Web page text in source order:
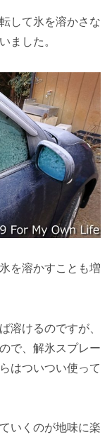
して氷を溶かさな
ました。
を溶かすことも増
溶けるのですが、
で、解氷スプレー
はついつい使って
いくのが地味に楽